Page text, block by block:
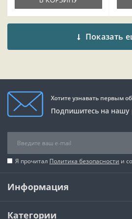
Показать
Хотите узнавать первым
Подпишитесь на нашу
Я прочитал Политика безопасности и
Информация
Категории